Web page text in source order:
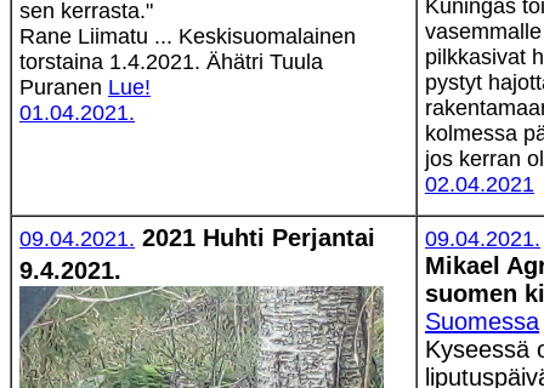
sen kerrasta."
Rane Liimatu ... Keskisuomalainen
torstaina 1.4.2021. Ähätri Tuula
Puranen Lue!
01.04.2021.
Kuningas
pilkkasivat
pystyt
kolmessa
jos kerran
02.04.2021
09.04.2021. 2021 Huhti Perjantai
9.4.2021.
09.04.2021.
Mikael
suomen
Suomessa
Kyseessä